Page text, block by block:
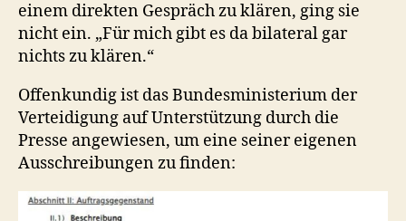
einem direkten Gespräch zu klären, ging sie
nicht ein. „Für mich gibt es da bilateral gar
nichts zu klären.“
Offenkundig ist das Bundesministerium der
Verteidigung auf Unterstützung durch die
Presse angewiesen, um eine seiner eigenen
Ausschreibungen zu finden: